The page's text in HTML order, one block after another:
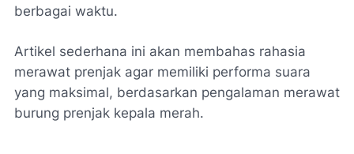
berbagai waktu.
Artikel sederhana ini akan membahas rahasia
merawat prenjak agar memiliki performa suara
yang maksimal, berdasarkan pengalaman merawat
burung prenjak kepala merah.